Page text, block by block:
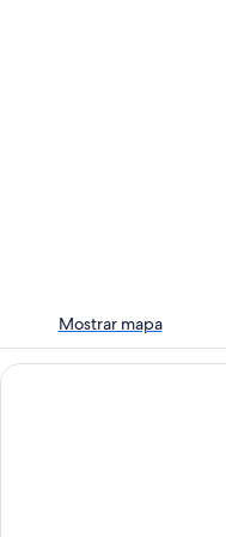
Mostrar mapa
Redlands Hotel